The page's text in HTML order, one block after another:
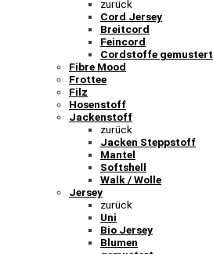
zurück
Cord Jersey
Breitcord
Feincord
Cordstoffe gemustert
Fibre Mood
Frottee
Filz
Hosenstoff
Jackenstoff
zurück
Jacken Steppstoff
Mantel
Softshell
Walk / Wolle
Jersey
zurück
Uni
Bio Jersey
Blumen